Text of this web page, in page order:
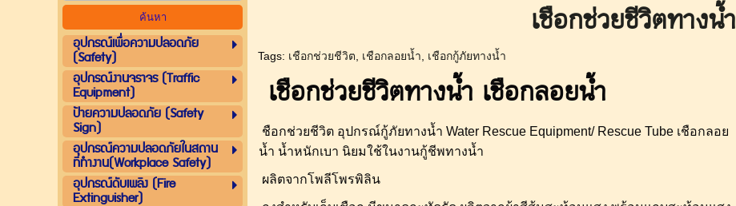
อุปกรณ์เพื่อความปลอดภัย
(Safety)
อุปกรณ์งานจราจร (Traffic
Equipment)
ป้ายความปลอดภัย (Safety
Sign)
อุปกรณ์ความปลอดภัยในสถาน
ที่ทำงาน(Workplace Safety)
อุปกรณ์ดับเพลิง (Fire
Extinguisher)
เชือกช่วยชีวิตทางน้ำ
Tags: เชือกช่วยชีวิต เชือกลอยน้ำ เชือกกู้ภัยทางน้ำ
เชือกช่วยชีวิตทางน้ำ เชือกลอยน้ำ
ชือกช่วยชีวิต อุปกรณ์กู้ภัยทางน้ำ Water Rescue Equipment/ Rescue Tube เชือกลอย
น้ำ น้ำหนักเบา นิยมใช้ในงานกู้ชีพทางน้ำ
ผลิตจากโพลีโพรพิลิน